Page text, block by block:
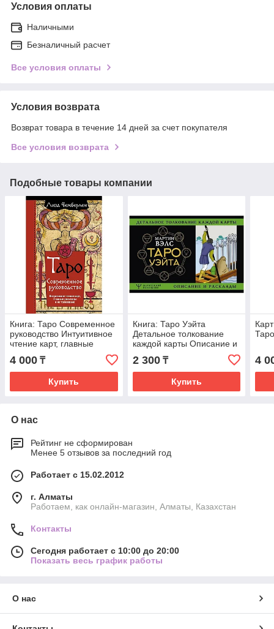
Условия оплаты
Наличными
Безналичный расчет
Все условия оплаты
Условия возврата
Возврат товара в течение 14 дней за счет покупателя
Все условия возврата
Подобные товары компании
Книга: Таро Современное
руководство Интуитивное
чтение карт, главные
расклады и их толкование
| Лиза Чемберлен
4 000 ₸
Купить
Книга: Таро Уэйта
Детальное толкование
каждой карты Описание и
расклады | Мартин Вэлс ,
АСТ
2 300₸
Купить
4
О нас
Рейтинг не сформирован
Менее 5 отзывов за последний год
Работает с 15.02.2012
г. Алматы
Работаем, как онлайн-магазин, Алматы, Казахстан
Контакты
Сегодня работает с 10:00 до 20:00
Показать весь график работы
О нас